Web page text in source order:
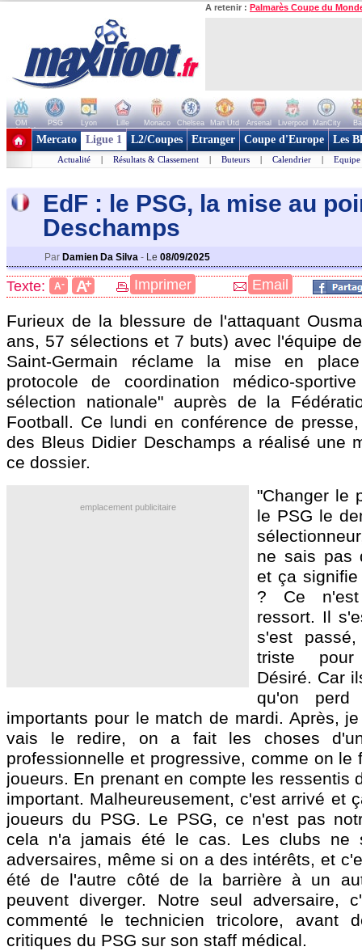
A retenir : Palmarès Coupe du
OM PSG Lyon Lille Monaco Chelsea Man Utd Arsenal Liverpool ManCity
+ de clubs
Mercato Ligue 1 L2/Coupes Etranger Coupe d'Europe Les
Actualité | Résultats & Classement | Buteurs | Calendrier | Equipe
EdF : le PSG, la mise au
Deschamps
Par Damien Da Silva - Le 08/09/2025
Texte: A- A+ Imprimer Email
Furieux de la blessure de l'attaquant
ans, 57 sélections et 7 buts) avec l'équipe
Saint-Germain réclame la mise en
protocole de coordination médico-
sélection nationale" auprès de la
Football. Ce lundi en conférence de
des Bleus Didier Deschamps a réalisé une
ce dossier.
emplacement publicitaire
"Changer le
le PSG le
ne sais pas
et ça
? Ce
ressort. Il
s'est
triste
Désiré. Car
qu'on perd
importants pour le match de mardi. Après,
vais le redire, on a fait les choses
professionnelle et progressive, comme on le
joueurs. En prenant en compte les ressentis
important. Malheureusement, c'est arrivé et
joueurs du PSG. Le PSG, ce n'est pas
cela n'a jamais été le cas. Les clubs ne
adversaires, même si on a des intérêts, et
été de l'autre côté de la barrière à un
peuvent diverger. Notre seul adversaire,
commenté le technicien tricolore, avant
critiques du PSG sur son staff médical.